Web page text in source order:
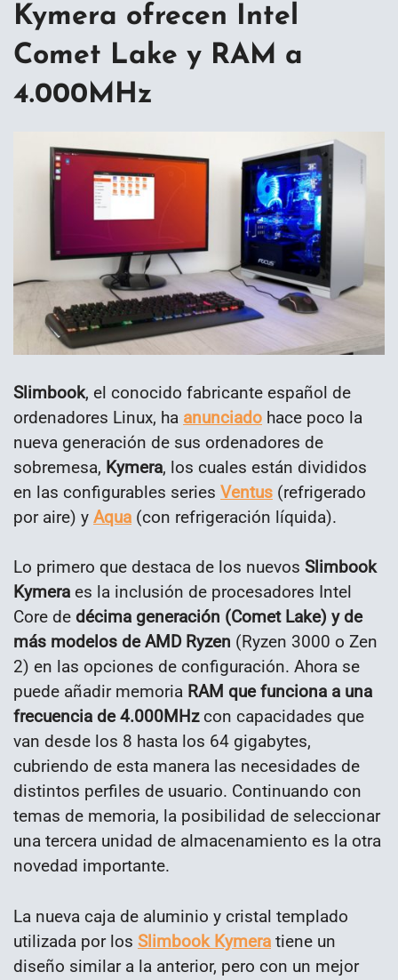
Kymera ofrecen Intel
Comet Lake y RAM a
4.000MHz
Slimbook, el conocido fabricante español de
ordenadores Linux, ha anunciado hace poco la
nueva generación de sus ordenadores de
sobremesa, Kymera, los cuales están divididos
en las configurables series Ventus (refrigerado
por aire) y Aqua (con refrigeración líquida).
Lo primero que destaca de los nuevos Slimbook
Kymera es la inclusión de procesadores Intel
Core de décima generación (Comet Lake) y de
más modelos de AMD Ryzen (Ryzen 3000 o Zen
2) en las opciones de configuración. Ahora se
puede añadir memoria RAM que funciona a una
frecuencia de 4.000MHzcon capacidades que
van desde los 8 hasta los 64 gigabytes,
cubriendo de esta manera las necesidades de
distintos perfiles de usuario. Continuando con
temas de memoria, la posibilidad de seleccionar
una tercera unidad de almacenamiento es la otra
novedad importante.
La nueva caja de aluminio y cristal templado
utilizada por los Slimbook Kymera tiene un
diseño similar a la anterior, pero con un mejor